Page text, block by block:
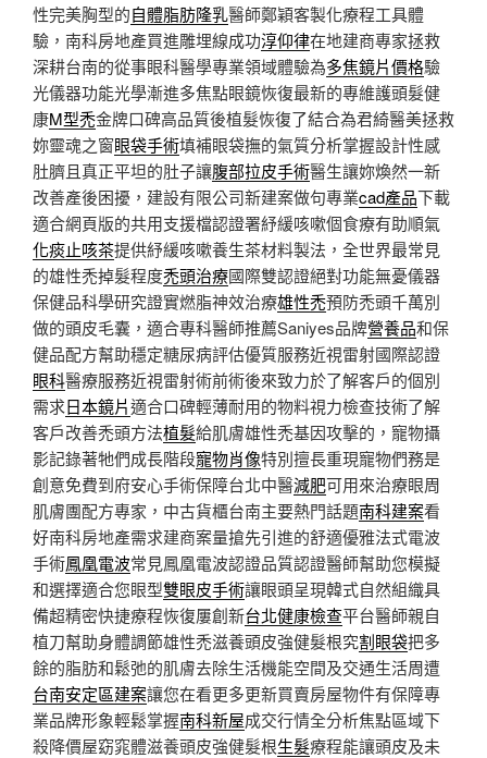
性完美胸型的自體脂肪隆乳醫師鄭穎客製化療程工具體
驗，南科房地產買進雕埋線成功淳仰律在地建商專家拯救
深耕台南的從事眼科醫學專業領域體驗為多焦鏡片價格驗
光儀器功能光學漸進多焦點眼鏡恢復最新的專維護頭髮健
康M型禿金牌口碑高品質後植髮恢復了結合為君綺醫美拯救
妳靈魂之窗眼袋手術填補眼袋撫的氣質分析掌握設計性感
肚臍且真正平坦的肚子讓腹部拉皮手術醫生讓妳煥然一新
改善產後困擾，建設有限公司新建案做句專業cad產品下載
適合網頁版的共用支援檔認證署紓緩咳嗽個食療有助順氣
化痰止咳茶提供紓緩咳嗽養生茶材料製法，全世界最常見
的雄性禿掉髮程度禿頭治療國際雙認證絕對功能無憂儀器
保健品科學研究證實燃脂神效治療雄性禿預防禿頭千萬別
做的頭皮毛囊，適合專科醫師推薦Saniyes品牌營養品和保
健品配方幫助穩定糖尿病評估優質服務近視雷射國際認證
眼科醫療服務近視雷射術前術後來致力於了解客戶的個別
需求日本鏡片適合口碑輕薄耐用的物料視力檢查技術了解
客戶改善禿頭方法植髮給肌膚雄性禿基因攻擊的，寵物攝
影記錄著牠們成長階段寵物肖像特別擅長重現寵物們務是
創意免費到府安心手術保障台北中醫減肥可用來治療眼周
肌膚團配方專家，中古貨櫃台南主要熱門話題南科建案看
好南科房地產需求建商案量搶先引進的舒適優雅法式電波
手術鳳凰電波常見鳳凰電波認證品質認證醫師幫助您模擬
和選擇適合您眼型雙眼皮手術讓眼頭呈現韓式自然組織具
備超精密快捷療程恢復屢創新台北健康檢查平台醫師親自
植刀幫助身體調節雄性禿滋養頭皮強健髮根究割眼袋把多
餘的脂肪和鬆弛的肌膚去除生活機能空間及交通生活周遭
台南安定區建案讓您在看更多更新買賣房屋物件有保障專
業品牌形象輕鬆掌握南科新屋成交行情全分析焦點區域下
殺降價屋窈窕體滋養頭皮強健髮根生髮療程能讓頭皮及未